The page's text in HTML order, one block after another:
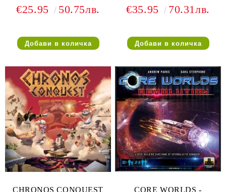
€25.95 50.75лв. €35.95 70.31лв.
CHRONOS CONQUEST CORE WORLDS -